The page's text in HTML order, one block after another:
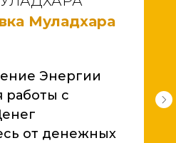
Муладхара
Энергии
работы с
от денежных